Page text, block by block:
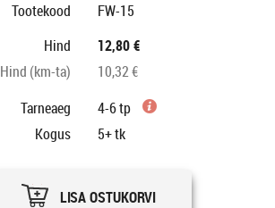
Tootekood
FW-15
Hind
12,80 €
Hind (km-ta)
10,32 €
Tarneaeg
4-6 tp
Kogus
5+tk
LISA OSTUKORVI